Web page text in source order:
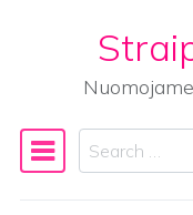
Main
Search